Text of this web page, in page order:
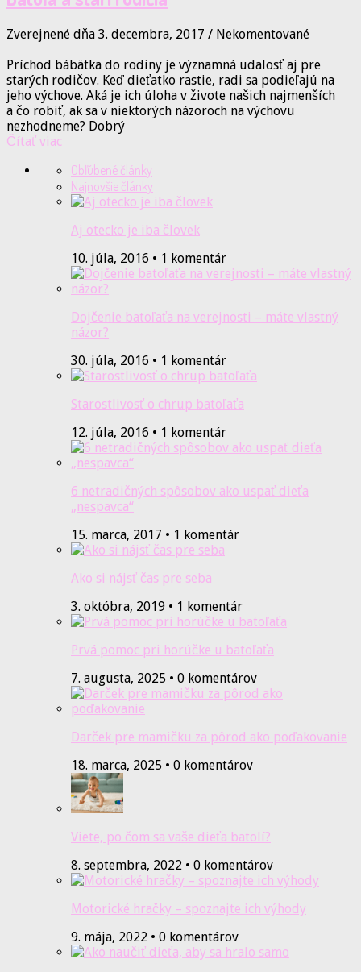
Zverejnené dňa 3. decembra, 2017 / Nekomentované
Príchod bábätka do rodiny je významná udalosť aj pre
starých rodičov. Keď dieťatko rastie, radi sa podieľajú na
jeho výchove. Aká je ich úloha v živote našich najmenších
a čo robiť, ak sa v niektorých názoroch na výchovu
nezhodneme? Dobrý
Čítať viac
Obľúbené články
Najnovšie články
Aj otecko je iba človek
10. júla, 2016 • 1 komentár
Dojčenie batoľaťa na verejnosti – máte vlastný
názor?
30. júla, 2016 • 1 komentár
Starostlivosť o chrup batoľaťa
12. júla, 2016 • 1 komentár
6 netradičných spôsobov ako uspať dieťa
„nespavca“
15. marca, 2017 • 1 komentár
Ako si nájsť čas pre seba
3. októbra, 2019 • 1 komentár
Prvá pomoc pri horúčke u batoľaťa
7. augusta, 2025 • 0 komentárov
Darček pre mamičku za pôrod ako poďakovanie
18. marca, 2025 • 0 komentárov
Viete, po čom sa vaše dieťa batolí?
8. septembra, 2022 • 0 komentárov
Motorické hračky – spoznajte ich výhody
9. mája, 2022 • 0 komentárov